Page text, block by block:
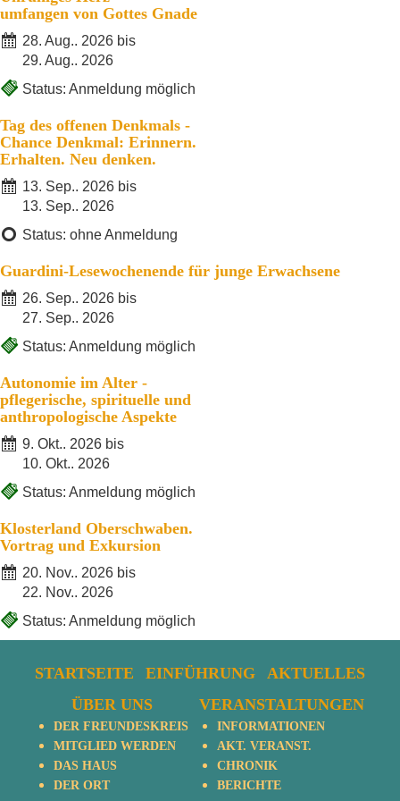
umfangen von Gottes Gnade
28. Aug.. 2026 bis
29. Aug.. 2026
Status: Anmeldung möglich
Tag des offenen Denkmals -
Chance Denkmal: Erinnern.
Erhalten. Neu denken.
13. Sep.. 2026 bis
13. Sep.. 2026
Status: ohne Anmeldung
Guardini-Lesewochenende für junge Erwachsene
26. Sep.. 2026 bis
27. Sep.. 2026
Status: Anmeldung möglich
Autonomie im Alter -
pflegerische, spirituelle und
anthropologische Aspekte
9. Okt.. 2026 bis
10. Okt.. 2026
Status: Anmeldung möglich
Klosterland Oberschwaben.
Vortrag und Exkursion
20. Nov.. 2026 bis
22. Nov.. 2026
Status: Anmeldung möglich
STARTSEITE EINFÜHRUNG
AKTUELLES
ÜBER UNS
DER FREUNDESKREIS
MITGLIED WERDEN
DAS HAUS
DER ORT
VERANSTALTUNGEN
INFORMATIONEN
AKT. VERANST.
CHRONIK
BERICHTE